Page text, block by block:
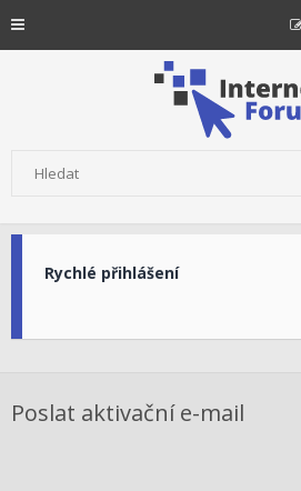
Rychlé přihlášení
Poslat aktivační e-mail